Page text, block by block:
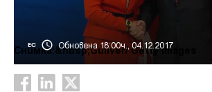
ЕС Обновена 18:00ч., 04.12.2017
Снимка:&nbsp;Guliver/ Getty Images